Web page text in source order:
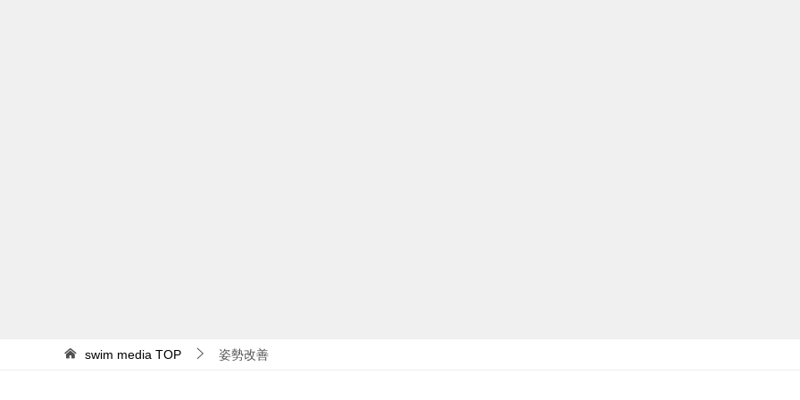
swim media TOP 姿勢改善